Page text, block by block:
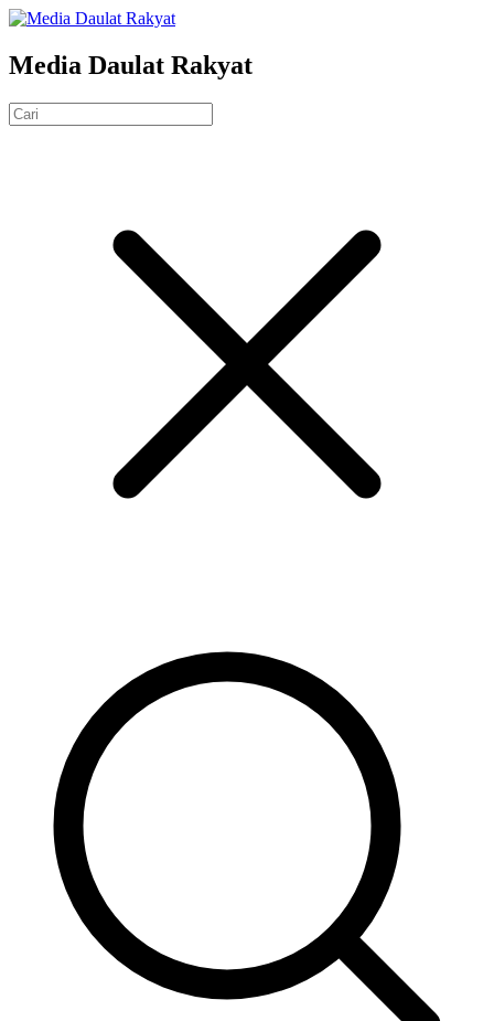
Media Daulat Rakyat